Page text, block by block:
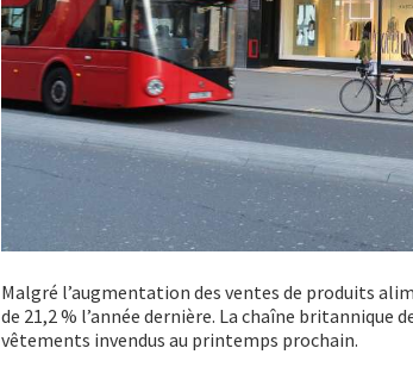
Malgré l’augmentation des ventes de produits
de 21,2 % l’année dernière. La chaîne
vêtements invendus au printemps prochain.